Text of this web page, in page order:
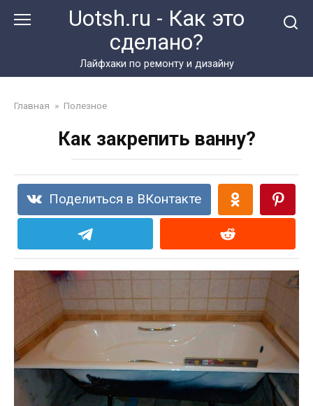
Uotsh.ru - Как это
сделано?
Лайфхаки по ремонту и дизайну
Главная » Полезное
Как закрепить ванну?
Поделиться в ВКонтакте